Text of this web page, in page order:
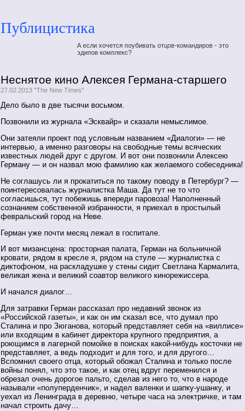
Публицистика
А если хочется поубивать отцов-командиров - это
эдипов комплекс?
Неснятое кино Алексея Германа-старшего
27.02.2013 "The New Times"
Дело было в две тысячи восьмом.
Позвонили из журнала «Эсквайр» и сказали немыслимое.
Они затеяли проект под условным названием «Диалоги» — не
интервью, а именно разговоры на свободные темы всяческих
известных людей друг с другом. И вот они позвонили Алексею
Герману — и он назвал мою фамилию как желаемого собеседника!
Не соглашусь ли я прокатиться по такому поводу в Петербург? —
поинтересовалась журналистка Маша. Да тут не то что
согласишься, тут побежишь впереди паровоза! Наполненный
сознанием собственной избранности, я приехал в простылый
февральский город на Неве.
Герман уже почти месяц лежал в госпитале.
И вот мизансцена: просторная палата, Герман на больничной
кровати, рядом в кресле я, рядом на стуле — журналистка с
диктофоном, на раскладушке у стены сидит Светлана Кармалита,
великая жена и великий соавтор великого кинорежиссера.
И начался диалог…
Для затравки Герман рассказал про недавний звонок из
«Российской газеты», и как он им сказал все, что думал про
Сталина и про Зюганова, который представляет себя на «виллисе»
или входящим в кабинет директора крупного предприятия, а
роющимся в лагерной помойке в поисках какой-нибудь косточки не
представляет, а ведь подходит и для того, и для другого…
Вспомнил своего отца, который обожал Сталина и только после
войны понял, что это такое, и как отец вдруг переменился и
обрезал очень дорогое пальто, сделав из него то, что в народе
называли «полуперденчик», и надел валенки и шапку-ушанку, и
уехал из Ленинграда в деревню, четыре часа на электричке, и там
начал строить дачу…